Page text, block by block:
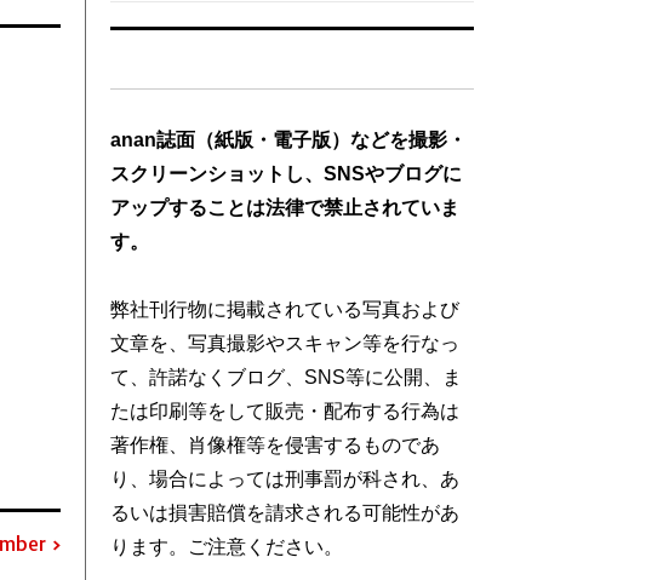
anan誌面（紙版・電子版）などを撮影・
スクリーンショットし、SNSやブログに
アップすることは法律で禁止されていま
す。
弊社刊行物に掲載されている写真および
文章を、写真撮影やスキャン等を行なっ
て、許諾なくブログ、SNS等に公開、ま
たは印刷等をして販売・配布する行為は
著作権、肖像権等を侵害するものであ
り、場合によっては刑事罰が科され、あ
るいは損害賠償を請求される可能性があ
ります。ご注意ください。